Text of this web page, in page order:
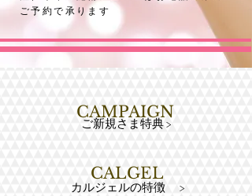
ご予約で承ります
ご新規さま特典 >
CAMPAIGN
CALGEL
カルジェルの特徴 >